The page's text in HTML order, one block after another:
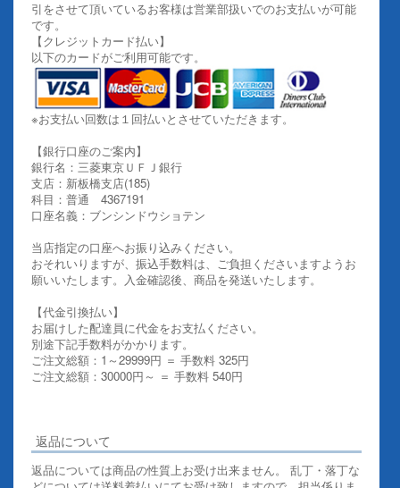
引をさせて頂いているお客様は営業部扱いでのお支払いが可能
です。
【クレジットカード払い】
以下のカードがご利用可能です。
※お支払い回数は１回払いとさせていただきます。
【銀行口座のご案内】
銀行名：三菱東京ＵＦＪ銀行
支店：新板橋支店(185)
科目：普通 4367191
口座名義：ブンシンドウショテン
当店指定の口座へお振り込みください。
おそれいりますが、振込手数料は、ご負担くださいますようお
願いいたします。入金確認後、商品を発送いたします。
【代金引換払い】
お届けした配達員に代金をお支払ください。
別途下記手数料がかかります。
ご注文総額：1～29999円 ＝ 手数料 325円
ご注文総額：30000円～ ＝ 手数料 540円
返品について
返品については商品の性質上お受け出来ません。 乱丁・落丁な